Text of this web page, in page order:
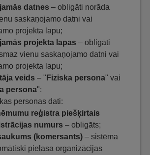
datnes – obligāti norāda
saskaņojamo datni vai
projekta lapu;
projekta lapas – obligāti
vienu saskaņojamo datni vai
projekta lapu;
veids – " Fiziska persona" vai
persona":
personas dati:
reģistra piešķirtais
numurs – obligāts;
(komersants) – sistēma
pielasa organizācijas